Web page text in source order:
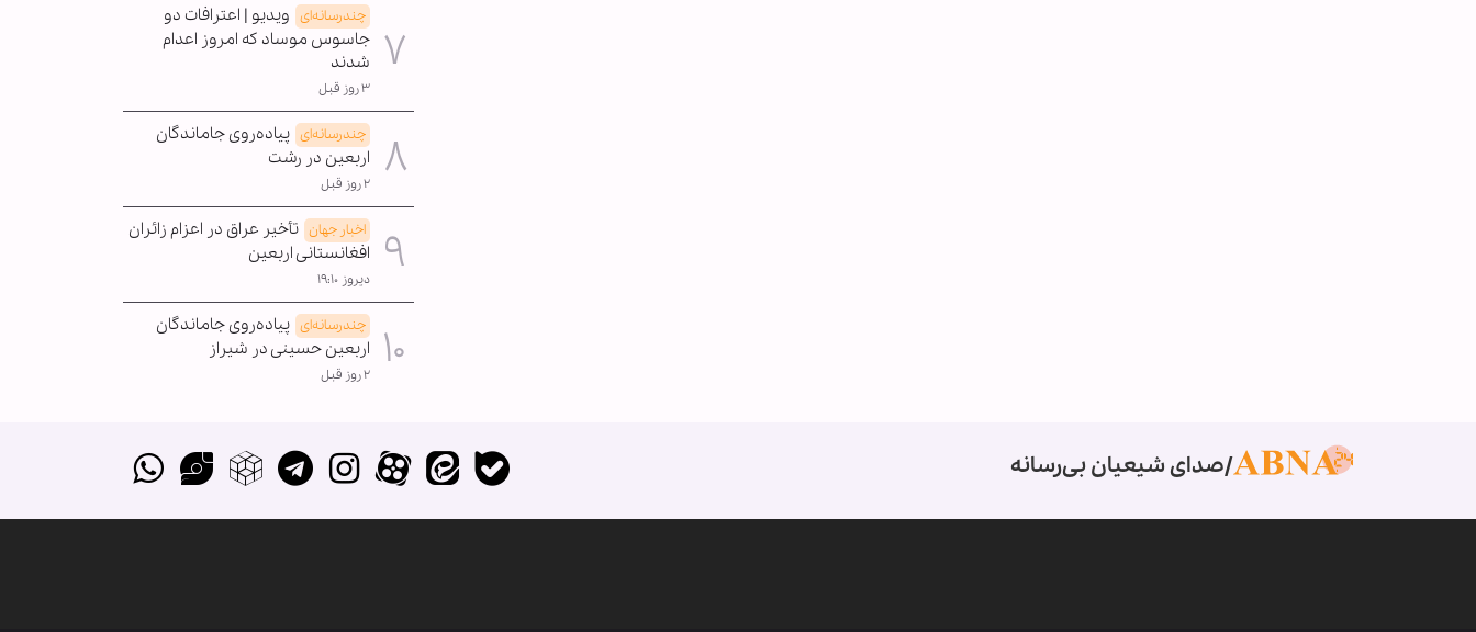
چندرسانه‌ای ویدیو | اعترافات دو
جاسوس موساد که امروز اعدام
شدند
۳ روز قبل
چندرسانه‌ای پیاده‌روی جاماندگان
اربعین در رشت
۲ روز قبل
اخبار جهان تأخیر عراق در اعزام زائران
افغانستانی اربعین
دیروز ۱۹:۱۰
چندرسانه‌ای پیاده‌روی جاماندگان
اربعین حسینی در شیراز
۲ روز قبل
صدای شیعیان بی‌رسانه